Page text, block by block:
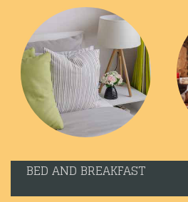
BED AND BREAKFAST